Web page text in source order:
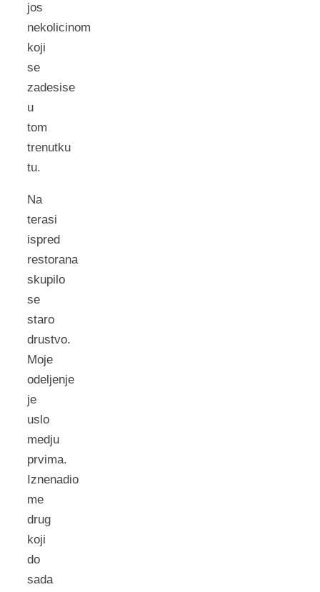
jos
nekolicinom
koji
se
zadesise
u
tom
trenutku
tu.
Na
terasi
ispred
restorana
skupilo
se
staro
drustvo.
Moje
odeljenje
je
uslo
medju
prvima.
Iznenadio
me
drug
koji
do
sada